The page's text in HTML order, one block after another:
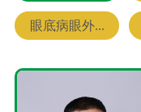
眼底病眼外...